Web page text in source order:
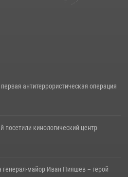
антитеррористическая операция
посетили кинологический центр
генерал-майор Иван Пияшев – герой